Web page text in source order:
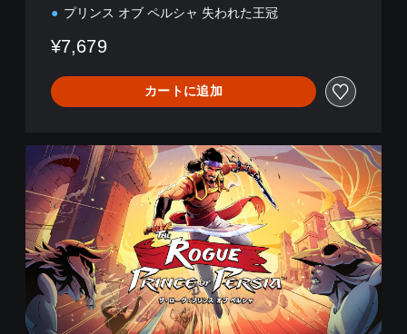
プリンス オブ ペルシャ 失われた王冠
¥7,679
カートに追加
・
ロ
ー
グ
：
プ
ス
オ